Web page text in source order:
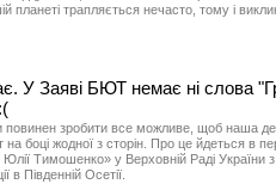
планеті трапляється нечасто, тому і
У Заяві БЮТ немає ні слова
повинен зробити все можливе, щоб наша
на боці жодної з сторін. Про це йдеться в
Юлії Тимошенко» у Верховній Раді України
в Південній Осетії.